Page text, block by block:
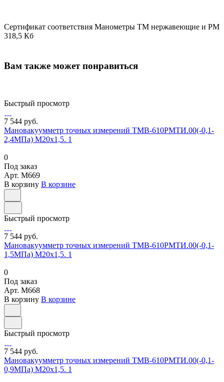
Сертификат соответствия Манометры ТМ нержавеющие и РМ
318,5 Кб
Вам также может понравиться
Быстрый просмотр
7 544 руб.
Мановакуумметр точных измерений ТМВ-610РМТИ.00(-0,1-
2,4МПа) М20х1,5. 1
0
Под заказ
Арт. M669
В корзину В корзине
Быстрый просмотр
7 544 руб.
Мановакуумметр точных измерений ТМВ-610РМТИ.00(-0,1-
1,5МПа) М20х1,5. 1
0
Под заказ
Арт. M668
В корзину В корзине
Быстрый просмотр
7 544 руб.
Мановакуумметр точных измерений ТМВ-610РМТИ.00(-0,1-
0,9МПа) М20х1,5. 1